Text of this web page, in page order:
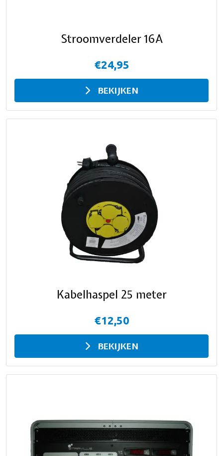
Stroomverdeler 16A
€24,95
BEKIJKEN
Kabelhaspel 25 meter
€12,50
BEKIJKEN